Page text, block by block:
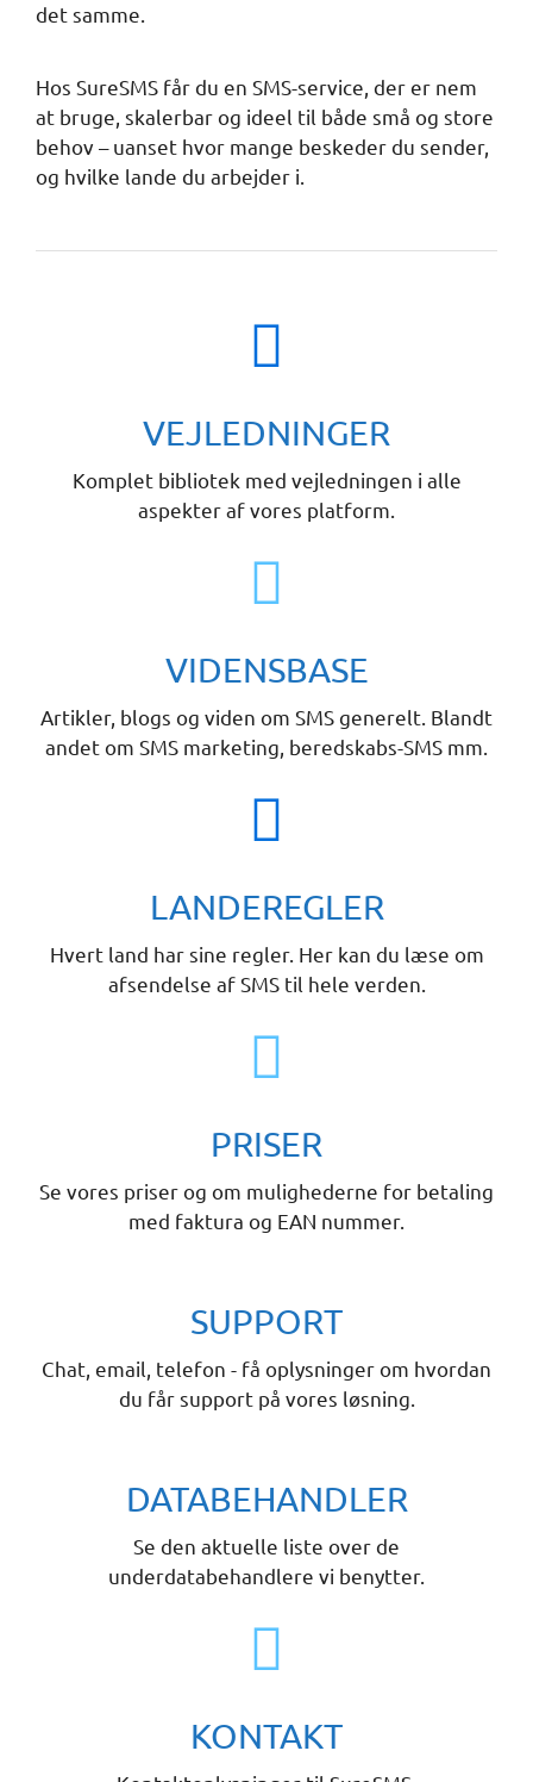
det samme.
Hos SureSMS får du en SMS-service, der er nem
at bruge, skalerbar og ideel til både små og store
behov – uanset hvor mange beskeder du sender,
og hvilke lande du arbejder i.
VEJLEDNINGER
Komplet bibliotek med vejledningen i alle
aspekter af vores platform.
VIDENSBASE
Artikler, blogs og viden om SMS generelt. Blandt
andet om SMS marketing, beredskabs-SMS mm.
LANDEREGLER
Hvert land har sine regler. Her kan du læse om
afsendelse af SMS til hele verden.
PRISER
Se vores priser og om mulighederne for betaling
med faktura og EAN nummer.
SUPPORT
Chat, email, telefon - få oplysninger om hvordan
du får support på vores løsning.
DATABEHANDLER
Se den aktuelle liste over de
underdatabehandlere vi benytter.
KONTAKT